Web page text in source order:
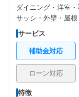
ダイニング・ 洋室・
サッシ・ 外壁・ 屋根
サービス
補助金対応
ローン対応
特徴